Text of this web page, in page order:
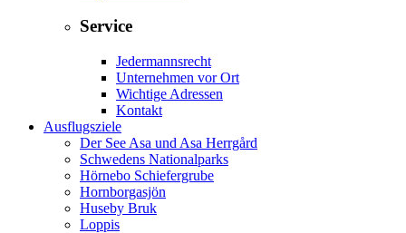
Service
Jedermannsrecht
Unternehmen vor Ort
Wichtige Adressen
Kontakt
Ausflugsziele
Der See Asa und Asa Herrgård
Schwedens Nationalparks
Hörnebo Schiefergrube
Hornborgasjön
Huseby Bruk
Loppis